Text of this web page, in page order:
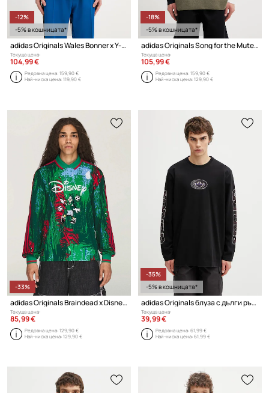
-12%
-5% в кошницата*
adidas Originals Wales Bonner x Y-3 тениска мъжка
Текуща цена:
104,99 €
Редовна цена:159,90 €
Най-ниска цена:119,90 €
-18%
-5% в кошницата*
adidas Originals Song for the Mute блуза с дълги ръкави мъжка
Текуща цена:
105,99 €
Редовна цена:159,90 €
Най-ниска цена:129,90 €
-33%
adidas Originals Braindead x Disney блуза с дълги ръкави мъжка
Текуща цена:
85,99 €
Редовна цена:129,90 €
Най-ниска цена:129,90 €
-35%
-5% в кошницата*
adidas Originals блуза с дълги ръкави от памук
Текуща цена:
39,99 €
Редовна цена:61,99 €
Най-ниска цена:61,99 €